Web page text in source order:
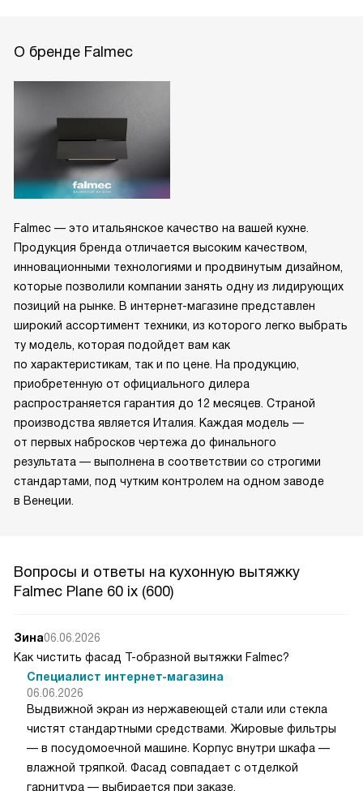
О бренде Falmec
Falmec — это итальянское качество на вашей кухне.
Продукция бренда отличается высоким качеством,
инновационными технологиями и продвинутым дизайном,
которые позволили компании занять одну из лидирующих
позиций на рынке. В интернет-магазине представлен
широкий ассортимент техники, из которого легко выбрать
ту модель, которая подойдет вам как
по характеристикам, так и по цене. На продукцию,
приобретенную от официального дилера
распространяется гарантия до 12 месяцев. Страной
производства является Италия. Каждая модель —
от первых набросков чертежа до финального
результата — выполнена в соответствии со строгими
стандартами, под чутким контролем на одном заводе
в Венеции.
Вопросы и ответы на кухонную вытяжку
Falmec Plane 60 ix (600)
Зина06.06.2026
Как чистить фасад Т-образной вытяжки Falmec?
Специалист интернет-магазина
06.06.2026
Выдвижной экран из нержавеющей стали или стекла
чистят стандартными средствами. Жировые фильтры
— в посудомоечной машине. Корпус внутри шкафа —
влажной тряпкой. Фасад совпадает с отделкой
гарнитура — выбирается при заказе.